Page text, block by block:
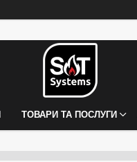
ТОВАРИ ТА ПОСЛУГИ